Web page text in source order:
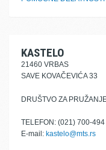
KASTELO
21460 VRBAS
SAVE KOVAČEVIĆA 33
DRUŠTVO ZA
TELEFON: (021) 700-494
E-mail: kastelo@mts.rs